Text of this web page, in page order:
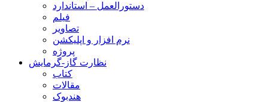
دستورالعمل – استاندارد
فیلم
تصاویر
نرم افزار و اپلیکشن
پروژه
نظارت گاز-گرمایش
کتاب
مقالات
هندبوک